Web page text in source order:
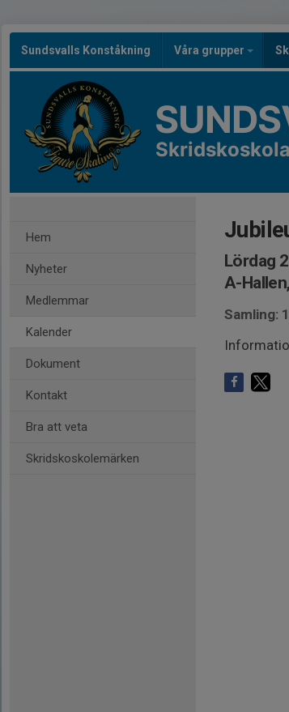
Sundsvalls Konståkning Våra grupper
Hem
Nyheter
Medlemmar
Kalender
Dokument
Kontakt
Bra att veta
Skridskoskolemärken
Lördag
A-
Samling: